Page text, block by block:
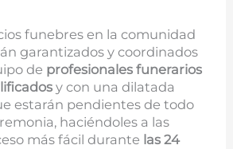
funebres en la comunidad
garantizados y coordinados
de profesionales funerarios
y con una dilatada
estarán pendientes de todo
haciéndoles a las
más fácil durante las 24